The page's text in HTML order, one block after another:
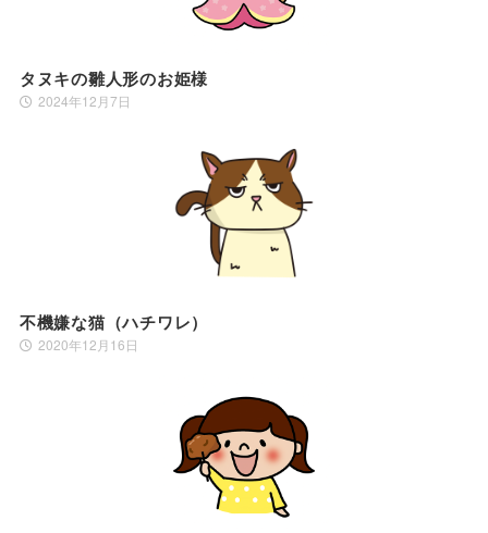
タヌキの雛人形のお姫様
2024年12月7日
不機嫌な猫（ハチワレ）
2020年12月16日